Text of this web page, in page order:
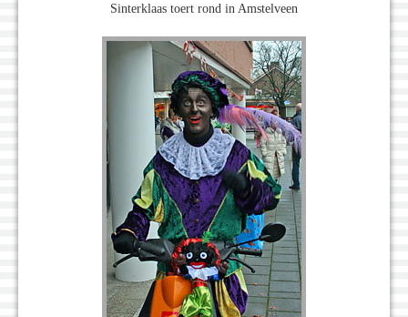
Sinterklaas toert rond in Amstelveen